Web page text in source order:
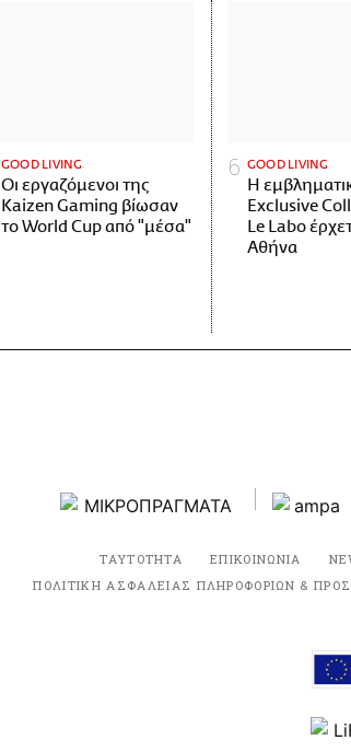
GOOD LIVING
Οι εργαζόμενοι της
Kaizen Gaming βίωσαν
το World Cup από "μέσα"
GOOD LIVING
Η
Exclusive
Le Labo
Αθήνα
ΤΑΥΤΟΤΗΤΑ ΕΠΙΚΟΙΝΩΝΙΑ
ΠΟΛΙΤΙΚΗ ΑΣΦΑΛΕΙΑΣ ΠΛΗΡΟΦΟΡΙΩΝ &